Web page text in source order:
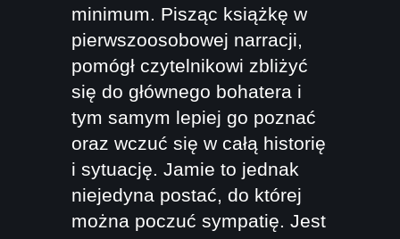
minimum. Pisząc książkę w
pierwszoosobowej narracji,
pomógł czytelnikowi zbliżyć
się do głównego bohatera i
tym samym lepiej go poznać
oraz wczuć się w całą historię
i sytuację. Jamie to jednak
niejedyna postać, do której
można poczuć sympatię. Jest